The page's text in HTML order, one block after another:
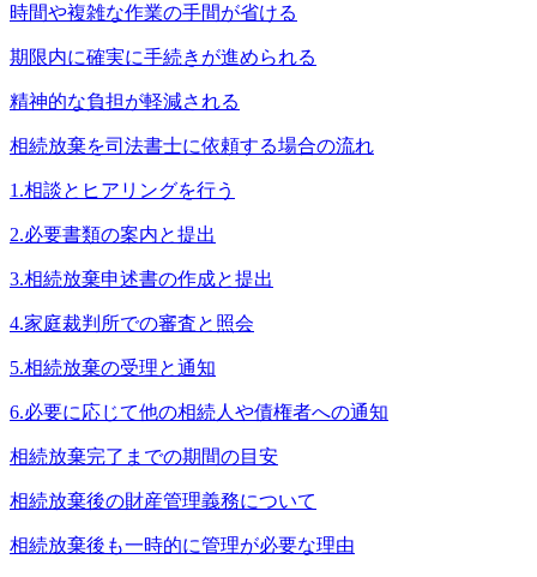
時間や複雑な作業の手間が省ける
期限内に確実に手続きが進められる
精神的な負担が軽減される
相続放棄を司法書士に依頼する場合の流れ
1.相談とヒアリングを行う
2.必要書類の案内と提出
3.相続放棄申述書の作成と提出
4.家庭裁判所での審査と照会
5.相続放棄の受理と通知
6.必要に応じて他の相続人や債権者への通知
相続放棄完了までの期間の目安
相続放棄後の財産管理義務について
相続放棄後も一時的に管理が必要な理由